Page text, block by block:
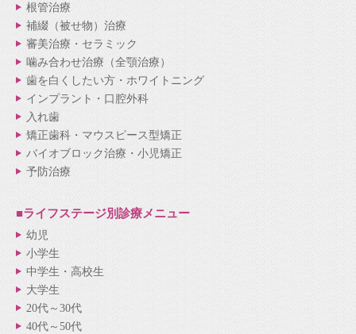
根管治療
補綴（被せ物）治療
審美治療・セラミック
噛み合わせ治療（全顎治療）
歯を白くしたい方・ホワイトニング
インプラント・口腔外科
入れ歯
矯正歯科・マウスピース型矯正
バイオブロック治療・小児矯正
予防治療
■ライフステージ別診療メニュー
幼児
小学生
中学生・高校生
大学生
20代～30代
40代～50代